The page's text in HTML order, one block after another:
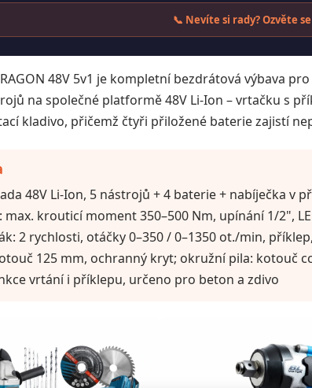
📞 Nevíte si rady? Ozvěte
48V 5v1 je kompletní bezdrátová výbava
na společné platformě 48V Li-Ion – vrtačku s
kladivo, přičemž čtyři přiložené baterie zajistí
48V Li-Ion, 5 nástrojů + 4 baterie + nabíječka v
max. krouticí moment 350–500 Nm, upínání 1/2",
2 rychlosti, otáčky 0–350 / 0–1350 ot./min,
125 mm, ochranný kryt; okružní pila: kotouč
vrtání i příklepu, určeno pro beton a zdivo